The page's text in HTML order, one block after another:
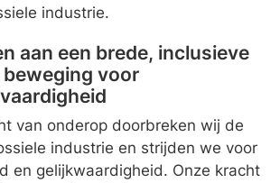
industrie.
aan een brede, inclusieve
voor
van onderop doorbreken wij de
industrie en strijden we voor
en gelijkwaardigheid. Onze kracht